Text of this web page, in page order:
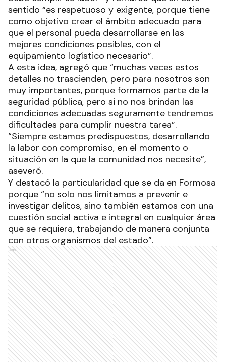
sentido “es respetuoso y exigente, porque tiene
como objetivo crear el ámbito adecuado para
que el personal pueda desarrollarse en las
mejores condiciones posibles, con el
equipamiento logístico necesario”.
A esta idea, agregó que “muchas veces estos
detalles no trascienden, pero para nosotros son
muy importantes, porque formamos parte de la
seguridad pública, pero si no nos brindan las
condiciones adecuadas seguramente tendremos
dificultades para cumplir nuestra tarea”.
“Siempre estamos predispuestos, desarrollando
la labor con compromiso, en el momento o
situación en la que la comunidad nos necesite”,
aseveró.
Y destacó la particularidad que se da en Formosa
porque “no solo nos limitamos a prevenir e
investigar delitos, sino también estamos con una
cuestión social activa e integral en cualquier área
que se requiera, trabajando de manera conjunta
con otros organismos del estado”.
Ads